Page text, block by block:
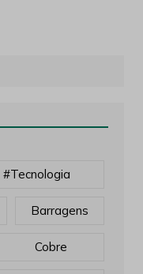
#tecnologia
Barragens
Cobre